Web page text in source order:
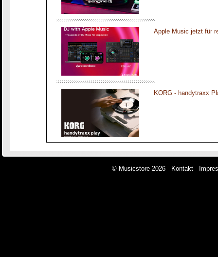
Apple Music jetzt für
KORG - handytraxx
© Musicstore 2026 - Kontakt -